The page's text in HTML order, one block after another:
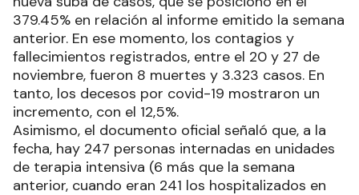
379.45% en relación al informe emitido la semana
anterior. En ese momento, los contagios y
fallecimientos registrados, entre el 20 y 27 de
noviembre, fueron 8 muertes y 3.323 casos. En
tanto, los decesos por covid-19 mostraron un
incremento, con el 12,5%.
Asimismo, el documento oficial señaló que, a la
fecha, hay 247 personas internadas en unidades
de terapia intensiva (6 más que la semana
anterior, cuando eran 241 los hospitalizados en